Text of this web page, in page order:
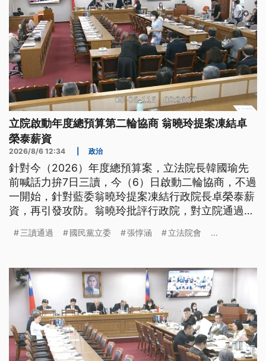
立院啟動年度總預算第二輪協商 翁曉玲提案凍結卓
榮泰薪資
2026/8/6 12:34 政治
針對今（2026）年度總預算案，立法院長韓國瑜先
前喊話力拚7日三讀，今（6）日啟動二輪協商，不過
一開始，針對藍委翁曉玲提案凍結行政院長卓榮泰薪
資，再引發攻防。翁曉玲批評行政院，對立院通過法
但民進黨團認為，《憲法》設計就有不副署，不該成
過10億，卻因為藍白黨團意見分歧，韓國瑜最終裁
示，相關預算提案都保留。
三讀通過 國民黨立委 張惇涵 立法院會 ...